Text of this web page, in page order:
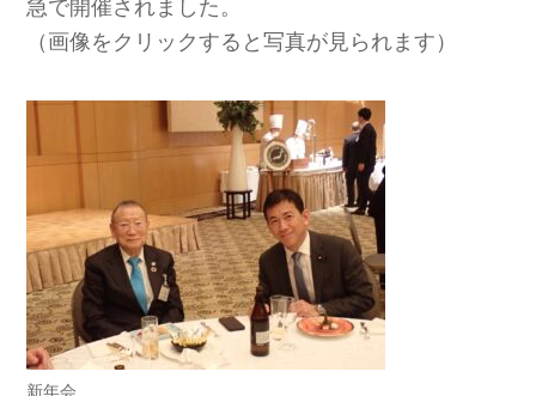
急で開催されました。
（画像をクリックすると写真が見られます）
新年会